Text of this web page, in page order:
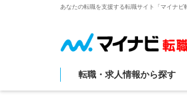
あなたの転職を支援する転職サイト「マイナ
転職・求人情報から探す